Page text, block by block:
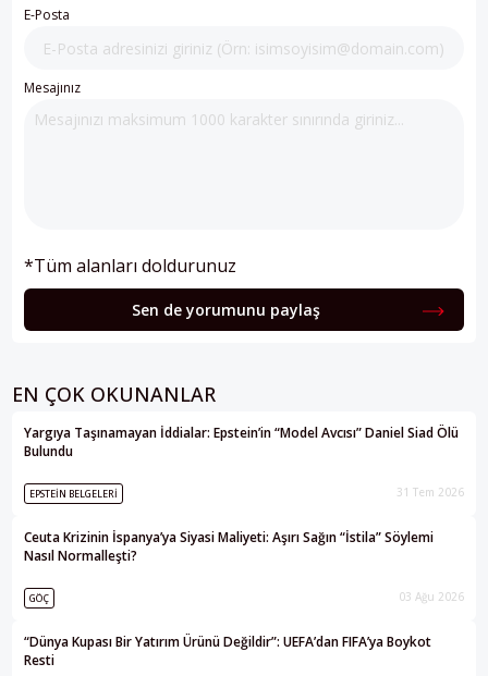
E-Posta
Mesajınız
*Tüm alanları doldurunuz
Sen de yorumunu paylaş
EN ÇOK OKUNANLAR
Yargıya Taşınamayan İddialar: Epstein’in “Model Avcısı” Daniel Siad Ölü
Bulundu
EPSTEIN BELGELERI 31 Tem 2026
Ceuta Krizinin İspanya’ya Siyasi Maliyeti: Aşırı Sağın “İstila” Söylemi
Nasıl Normalleşti?
GÖÇ 03 Ağu 2026
“Dünya Kupası Bir Yatırım Ürünü Değildir”: UEFA’dan FIFA’ya Boykot
Resti